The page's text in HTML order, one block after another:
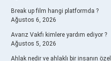
Break up film hangi platformda ?
Ağustos 6, 2026
Avarız Vakfı kimlere yardım ediyor ?
Ağustos 5, 2026
Ahlak nedir ve ahlaklı bir insanın